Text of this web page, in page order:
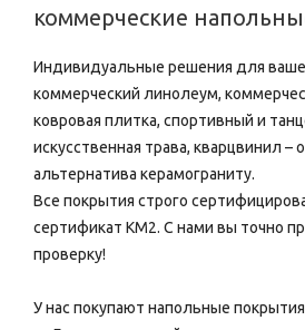
коммерческие
Индивидуальные решения для
коммерческий линолеум,
ковровая плитка, спортивный и
искусственная трава, кварцвинил –
альтернатива керамограниту.
Все покрытия строго
сертификат КМ2. С нами вы точно
проверку!
У нас покупают напольные